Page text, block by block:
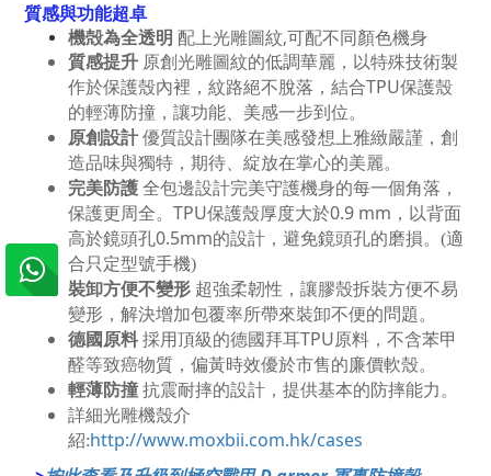
質感與功能超卓
機殻為全透明 配上光雕圖紋,可配不同顏色機身
質感提升 原創光雕圖紋的低調華麗，以特殊技術製
作於保護殼內裡，紋路絕不脫落，結合TPU保護殼
的輕薄防撞，讓功能、美感一步到位。
原創設計 優質設計團隊在美感發想上雅緻嚴謹，創
造品味與獨特，期待、綻放在掌心的美麗。
完美防護 全包邊設計完美守護機身的每一個角落，
保護更周全。 TPU保護殼厚度大於0.9 mm ，以背面
高於鏡頭孔0.5mm的設計，避免鏡頭孔的磨損。(適
合只定型號手機)
裝卸方便不變形 超強柔韌性，讓膠殼拆裝方便不易
變形，解決增加包覆率所帶來裝卸不便的問題。
德國原料 採用頂級的德國拜耳TPU原料，不含苯甲
醛等致癌物質，偏黃時效優於市售的廉價軟殼。
輕薄防撞 抗震耐摔的設計，提供基本的防摔能力。
詳細光雕機殼介
紹:http://www.moxbii.com.hk/cases